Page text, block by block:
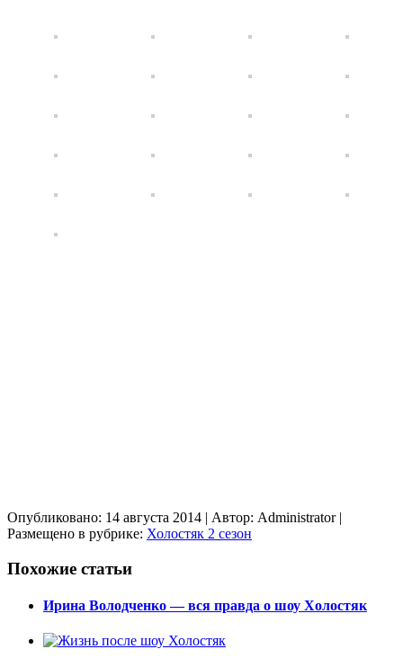
Опубликовано: 14 августа 2014 | Автор: Administrator |
Размещено в рубрике: Холостяк 2 сезон
Похожие статьи
Ирина Володченко — вся правда о шоу Холостяк